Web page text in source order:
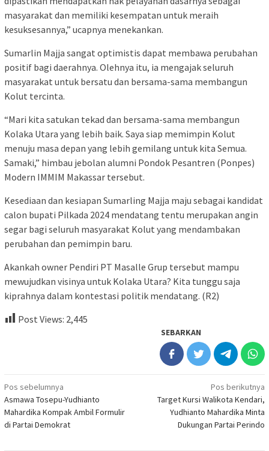
masyarakat dan memiliki kesempatan untuk meraih
kesuksesannya,” ucapnya menekankan.
Sumarlin Majja sangat optimistis dapat membawa perubahan
positif bagi daerahnya. Olehnya itu, ia mengajak seluruh
masyarakat untuk bersatu dan bersama-sama membangun
Kolut tercinta.
“Mari kita satukan tekad dan bersama-sama membangun
Kolaka Utara yang lebih baik. Saya siap memimpin Kolut
menuju masa depan yang lebih gemilang untuk kita Semua.
Samaki,” himbau jebolan alumni Pondok Pesantren (Ponpes)
Modern IMMIM Makassar tersebut.
Kesediaan dan kesiapan Sumarling Majja maju sebagai kandidat
calon bupati Pilkada 2024 mendatang tentu merupakan angin
segar bagi seluruh masyarakat Kolut yang mendambakan
perubahan dan pemimpin baru.
Akankah owner Pendiri PT Masalle Grup tersebut mampu
mewujudkan visinya untuk Kolaka Utara? Kita tunggu saja
kiprahnya dalam kontestasi politik mendatang. (R2)
Post Views: 2,445
SEBARKAN
Navigasi
pos
Pos sebelumnya
Asmawa Tosepu-Yudhianto
Mahardika Kompak Ambil Formulir
di Partai Demokrat
Pos berikutnya
Target Kursi Walikota Kendari,
Yudhianto Mahardika Minta
Dukungan Partai Perindo